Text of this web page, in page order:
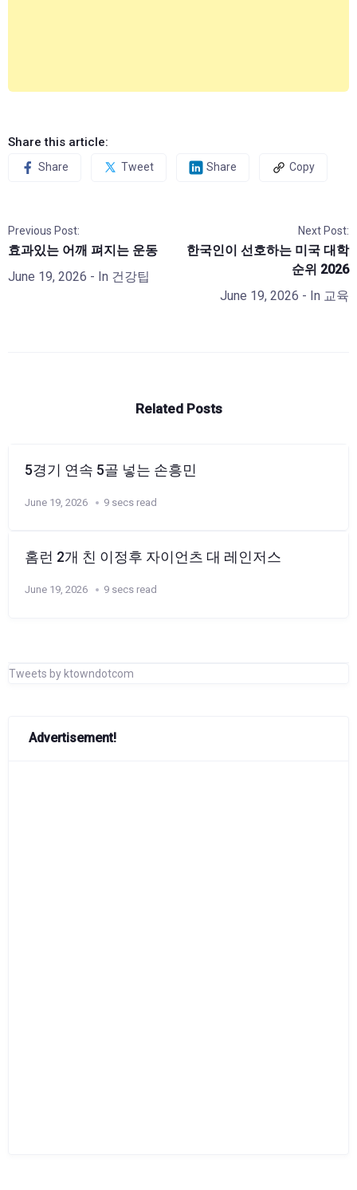
Share this article:
Share Tweet Share Copy
Previous Post:
효과있는 어깨 펴지는 운동
June 19, 2026 - In 건강팁
Next Post:
한국인이 선호하는 미국 대학
순위 2026
June 19, 2026 - In 교육
Related Posts
5경기 연속 5골 넣는 손흥민
June 19, 2026 9 secs read
홈런 2개 친 이정후 자이언츠 대 레인저스
June 19, 2026 9 secs read
Tweets by ktowndotcom
Advertisement!